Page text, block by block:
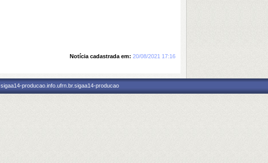
Notícia cadastrada em: 20/08/2021 17:16
producao.info.ufrn.br.sigaa14-producao